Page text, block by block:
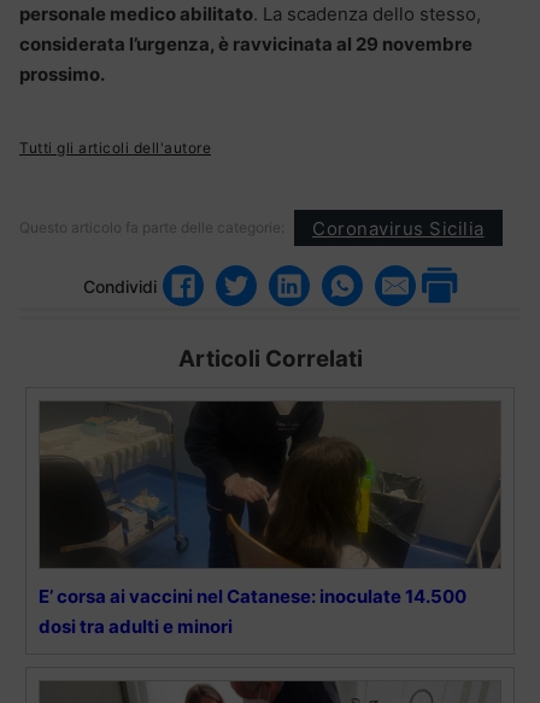
personale medico abilitato. La scadenza dello stesso,
considerata l’urgenza, è ravvicinata al 29 novembre
prossimo.
Tutti gli articoli dell'autore
Questo articolo fa parte delle categorie: Coronavirus Sicilia
Condividi
Articoli Correlati
E’ corsa ai vaccini nel Catanese: inoculate 14.500
dosi tra adulti e minori